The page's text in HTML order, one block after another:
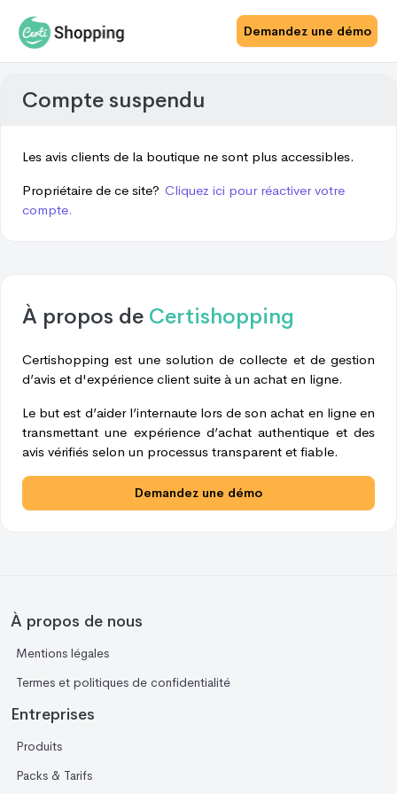
Demandez une démo
Compte suspendu
Les avis clients de la boutique ne sont plus accessibles.
Propriétaire de ce site? Cliquez ici pour réactiver votre
compte.
À propos de Certishopping
Certishopping est une solution de collecte et de gestion
d’avis et d'expérience client suite à un achat en ligne.
Le but est d’aider l’internaute lors de son achat en ligne en
transmettant une expérience d’achat authentique et des
avis vérifiés selon un processus transparent et fiable.
Demandez une démo
À propos de nous
Mentions légales
Termes et politiques de confidentialité
Entreprises
Produits
Packs & Tarifs